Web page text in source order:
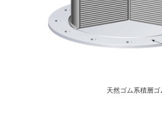
天然ゴム系積層ゴ